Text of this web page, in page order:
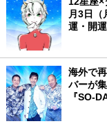
月3日（
運・開
海外で
バーが
『SO-